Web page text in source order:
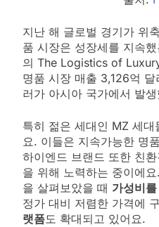
지난 해 글로벌 경기가 위
품 시장은 성장세를 지속
의 The Logistics of
명품 시장 매출 3,126억
러가 아시아 국가에서 발
특히 젊은 세대인 MZ 세
요. 이들은 지속가능한 명
하이엔드 브랜드 또한 친
을 위해 노력하는 중이에
을 살펴보았을 때 가성비
정가 대비 저렴한 가격에
랫폼도 확대되고 있어요.